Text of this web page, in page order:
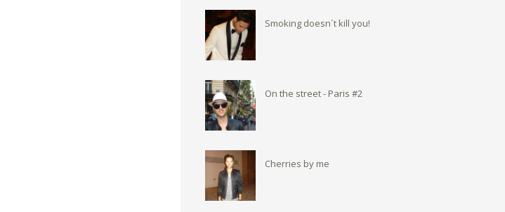
Smoking doesn´t kill you!
On the street - Paris #2
Cherries by me